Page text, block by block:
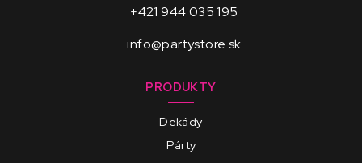
+421 944 035 195
info@partystore.sk
PRODUKTY
Dekády
Párty